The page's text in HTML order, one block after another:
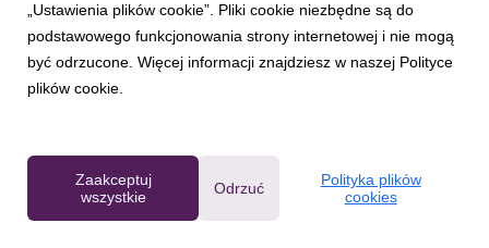
Predator_Ultrawide_RGB_Mousepad_01.png
„Ustawienia plików cookie”. Pliki cookie niezbędne są do
podstawowego funkcjonowania strony internetowej i nie mogą
być odrzucone. Więcej informacji znajdziesz w naszej Polityce
plików cookie.
Zaakceptuj
wszystkie
Odrzuć
Polityka plików
cookies